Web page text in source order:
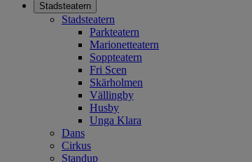
Öppna
meny
Stadsteatern
Stadsteatern
Parkteatern
Marionetteatern
Soppteatern
Fri Scen
Skärholmen
Vällingby
Husby
Unga Klara
Dans
Cirkus
Standup